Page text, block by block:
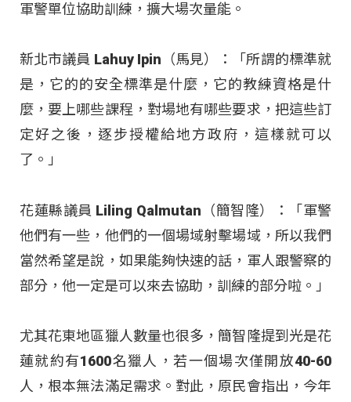
軍警單位協助訓練，擴大場次量能。
新北市議員 Lahuy Ipin（馬見）：「所謂的標準就
是，它的的安全標準是什麼，它的教練資格是什
麼，要上哪些課程，對場地有哪些要求，把這些訂
定好之後，逐步授權給地方政府，這樣就可以
了。」
花蓮縣議員 Liling Qalmutan（簡智隆）：「軍警
他們有一些，他們的一個場域射擊場域，所以我們
當然希望是說，如果能夠快速的話，軍人跟警察的
部分，他一定是可以來去協助，訓練的部分啦。」
尤其花東地區獵人數量也很多，簡智隆提到光是花
蓮就約有1600名獵人，若一個場次僅開放40-60
人，根本無法滿足需求。對此，原民會指出，今年